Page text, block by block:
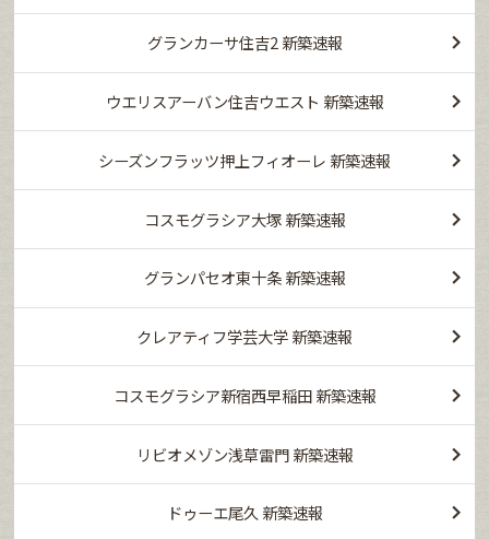
グランカーサ住吉2 新築速報
ウエリスアーバン住吉ウエスト 新築速報
シーズンフラッツ押上フィオーレ 新築速報
コスモグラシア大塚 新築速報
グランパセオ東十条 新築速報
クレアティフ学芸大学 新築速報
コスモグラシア新宿西早稲田 新築速報
リビオメゾン浅草雷門 新築速報
ドゥーエ尾久 新築速報